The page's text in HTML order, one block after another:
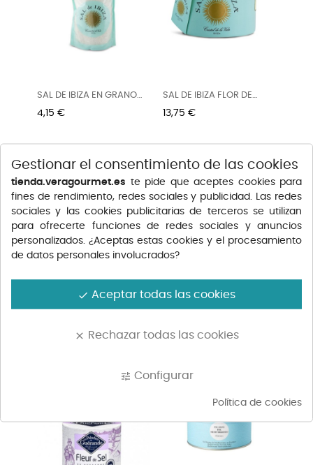
SAL DE IBIZA EN GRANO
1KG
Precio
4,15 €
SAL DE IBIZA FLOR DE
SAL...
Precio
13,75 €
SAL DE IBIZA FLOR SAL
LE PALUDIER DE
Gestionar el consentimiento de las cookies
tienda.veragourmet.es te pide que aceptes cookies para
fines de rendimiento, redes sociales y publicidad. Las redes
sociales y las cookies publicitarias de terceros se utilizan
para ofrecerte funciones de redes sociales y anuncios
personalizados. ¿Aceptas estas cookies y el procesamiento
de datos personales involucrados?
done Aceptar todas las cookies
clear Rechazar todas las cookies
tune Configurar
Política de cookies